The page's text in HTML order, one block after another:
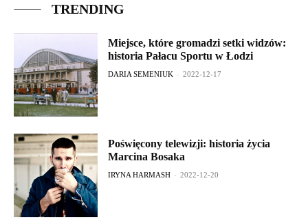
TRENDING
Miejsce, które gromadzi setki widzów:
historia Pałacu Sportu w Łodzi
DARIA SEMENIUK - 2022-12-17
Poświęcony telewizji: historia życia
Marcina Bosaka
IRYNA HARMASH - 2022-12-20